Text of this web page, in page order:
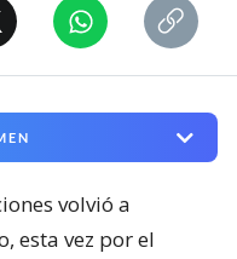
volvió a
esta vez por el